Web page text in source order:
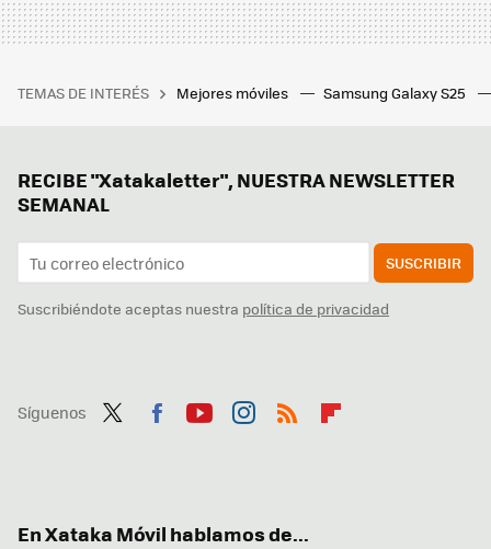
TEMAS DE INTERÉS Mejores móviles Samsung Galaxy S25
RECIBE "Xatakaletter", NUESTRA NEWSLETTER
SEMANAL
SUSCRIBIR
Suscribiéndote aceptas nuestra política de privacidad
Síguenos
En Xataka Móvil hablamos de...